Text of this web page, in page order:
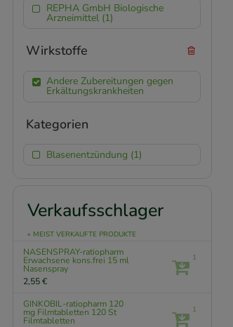
REPHA GmbH Biologische
Arzneimittel (1)
Wirkstoffe
Andere Zubereitungen gegen
Erkältungskrankheiten
Kategorien
Blasenentzündung (1)
Verkaufsschlager
» MEIST VERKAUFTE PRODUKTE
NASENSPRAY-ratiopharm
Erwachsene kons.frei 15 ml
Nasenspray
2,55 €
1
GINKOBIL-ratiopharm 120
mg Filmtabletten 120 St
Filmtabletten
1